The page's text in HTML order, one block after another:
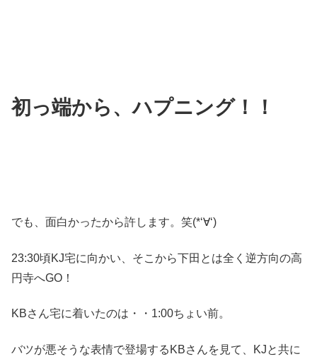
初っ端から、ハプニング！！
でも、面白かったから許します。笑(*‘∀‘)
23:30頃KJ宅に向かい、そこから下田とは全く逆方向の高
円寺へGO！
KBさん宅に着いたのは・・1:00ちょい前。
バツが悪そうな表情で登場するKBさんを見て、KJと共に